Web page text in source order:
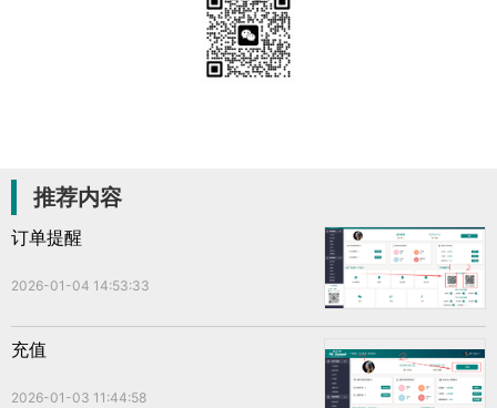
推荐内容
订单提醒
2026-01-04 14:53:33
充值
2026-01-03 11:44:58